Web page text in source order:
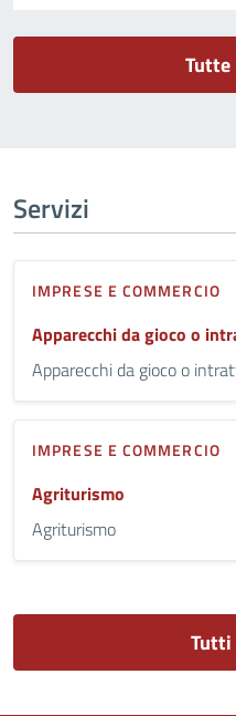
Servizi
IMPRESE E COMMERCIO
Apparecchi da gioco o
Apparecchi da gioco o
IMPRESE E COMMERCIO
Agriturismo
Agriturismo
Tutti